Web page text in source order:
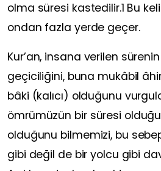
olma süresi kastedilir.1 Bu
ondan fazla yerde geçer.
Kur’an, insana verilen
geçiciliğini, buna mukâbil
bâki (kalıcı) olduğunu
ömrümüzün bir süresi
olduğunu bilmemizi, bu
gibi değil de bir yolcu gibi